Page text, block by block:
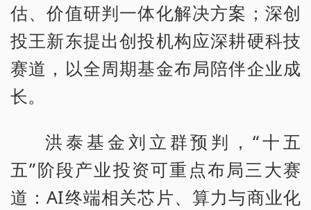
估、价值研判一体化解决方案；深创
投王新东提出创投机构应深耕硬科技
赛道，以全周期基金布局陪伴企业成
长。
洪泰基金刘立群预判，“十五
五”阶段产业投资可重点布局三大赛
道：AI终端相关芯片、算力与商业化